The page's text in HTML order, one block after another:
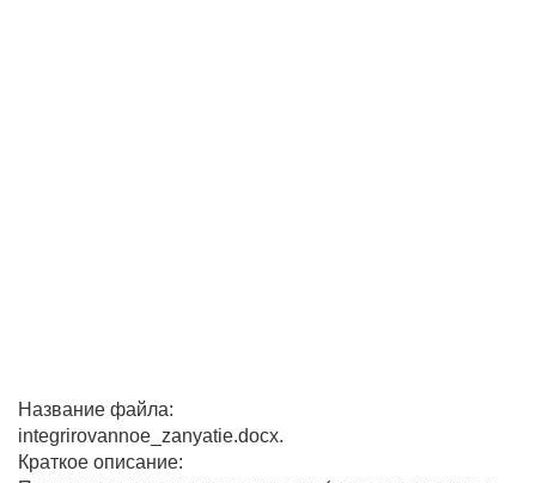
Название файла:
integrirovannoe_zanyatie.docx.
Краткое описание: